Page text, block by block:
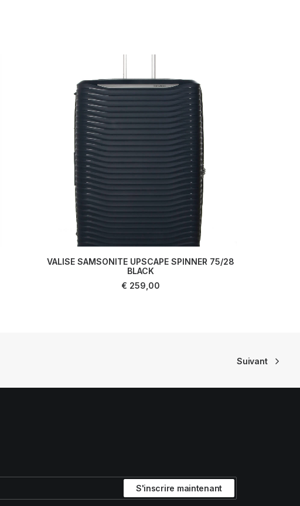
LIRE LA SUITE
VALISE SAMSONITE UPSCAPE SPINNER 75/28
BLACK
€ 259,00
Suivant